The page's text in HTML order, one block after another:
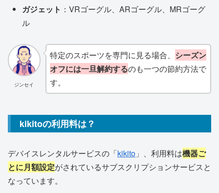
ガジェット ：VRゴーグル、ARゴーグル、MRゴーグ
ル
ジンセイ
特定のスポーツを専門に見る場合、 シーズン
オフには一旦解約するのも一つの節約方法で
す。
kikitoの利用料は？
デバイスレンタルサービスの「kikito 」、利用料は機器ご
とに月額設定がされているサブスクリプションサービスと
なっています。